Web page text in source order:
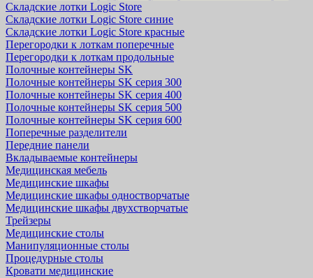
Складские лотки Logic Store
Складские лотки Logic Store синие
Складские лотки Logic Store красные
Перегородки к лоткам поперечные
Перегородки к лоткам продольные
Полочные контейнеры SK
Полочные контейнеры SK серия 300
Полочные контейнеры SK серия 400
Полочные контейнеры SK серия 500
Полочные контейнеры SK серия 600
Поперечные разделители
Передние панели
Вкладываемые контейнеры
Медицинская мебель
Медицинские шкафы
Медицинские шкафы одностворчатые
Медицинские шкафы двухстворчатые
Трейзеры
Медицинские столы
Манипуляционные столы
Процедурные столы
Кровати медицинские